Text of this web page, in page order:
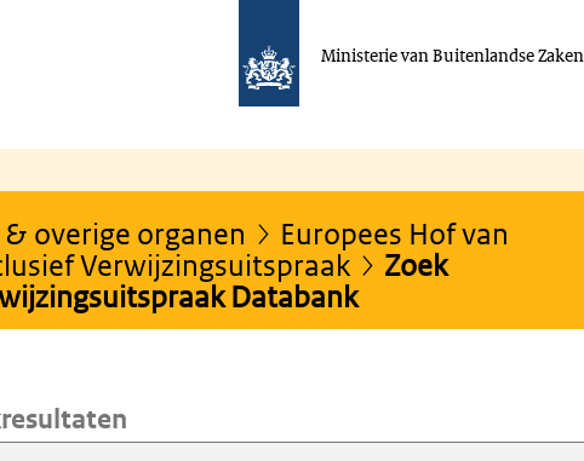
Ministerie van Buitenlandse Zaken
overige organen
Europees Hof van
Verwijzingsuitspraak
Zoek
Databank